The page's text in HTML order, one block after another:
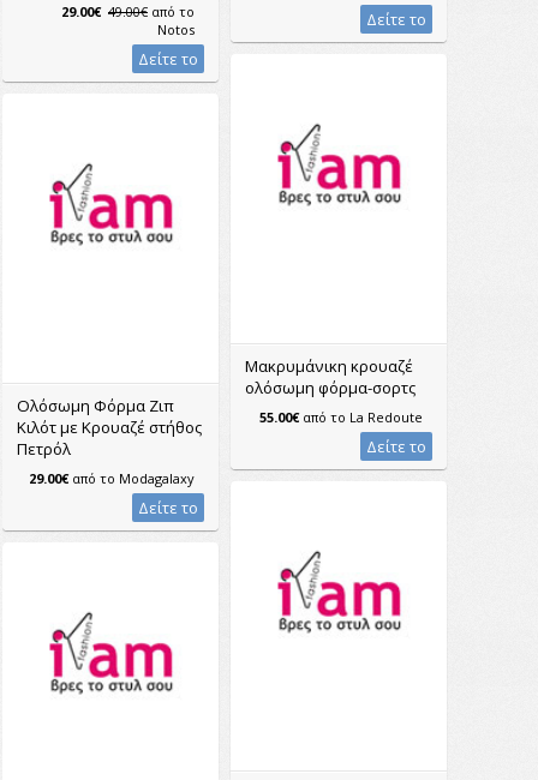
Δείτε το
29.00€ 49.00€ από το
Notos
Δείτε το
Μακρυμάνικη κρουαζέ
ολόσωμη φόρμα-σορτς
55.00€από το La Redoute
Δείτε το
Ολόσωμη Φόρμα Ζιπ
Κιλότ με Κρουαζέ στήθος
Πετρόλ
29.00€από το Modagalaxy
Δείτε το